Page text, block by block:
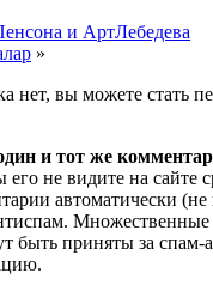
и АртЛебедева
»
нет, вы можете стать
и тот же
его не видите на сайте
автоматически
быть приняты за спам-